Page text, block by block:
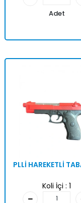
Adet
PLLİ HAREKETLİ
Koli İçi :1